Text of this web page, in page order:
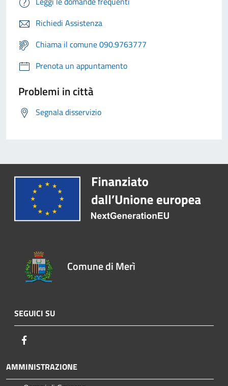
Richiedi Assistenza
Chiama il comune 090.9763777
Prenota un appuntamento
Problemi in città
Segnala disservizio
Comune di Merì
SEGUICI SU
AMMINISTRAZIONE